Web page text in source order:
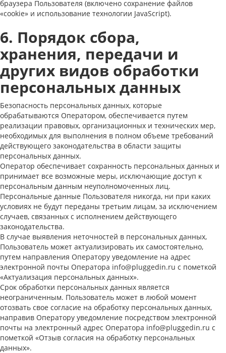
браузера Пользователя (включено сохранение файлов
«cookie» и использование технологии JavaScript).
6. Порядок сбора,
хранения, передачи и
других видов обработки
персональных данных
Безопасность персональных данных, которые
обрабатываются Оператором, обеспечивается путем
реализации правовых, организационных и технических мер,
необходимых для выполнения в полном объеме требований
действующего законодательства в области защиты
персональных данных.
Оператор обеспечивает сохранность персональных данных и
принимает все возможные меры, исключающие доступ к
персональным данным неуполномоченных лиц.
Персональные данные Пользователя никогда, ни при каких
условиях не будут переданы третьим лицам, за исключением
случаев, связанных с исполнением действующего
законодательства.
В случае выявления неточностей в персональных данных,
Пользователь может актуализировать их самостоятельно,
путем направления Оператору уведомление на адрес
электронной почты Оператора info@pluggedin.ru с пометкой
«Актуализация персональных данных».
Срок обработки персональных данных является
неограниченным. Пользователь может в любой момент
отозвать свое согласие на обработку персональных данных,
направив Оператору уведомление посредством электронной
почты на электронный адрес Оператора info@pluggedin.ru с
пометкой «Отзыв согласия на обработку персональных
данных».